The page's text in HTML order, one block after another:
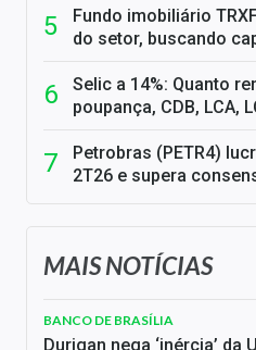
Fundo imobiliário
do setor, buscando
Selic a 14%: Quanto
poupança, CDB, LCA,
Petrobras (PETR4)
2T26 e supera
MAIS NOTÍCIAS
BANCO DE BRASÍLIA
Durigan nega ‘inércia’ da